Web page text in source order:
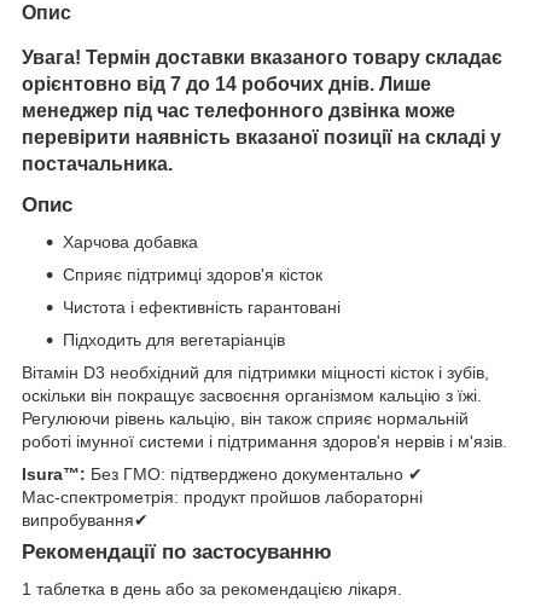
Опис
Увага! Термін доставки вказаного товару складає
орієнтовно від 7 до 14 робочих днів. Лише
менеджер під час телефонного дзвінка може
перевірити наявність вказаної позиції на складі у
постачальника.
Опис
Харчова добавка
Сприяє підтримці здоров'я кісток
Чистота і ефективність гарантовані
Підходить для вегетаріанців
Вітамін D3 необхідний для підтримки міцності кісток і зубів,
оскільки він покращує засвоєння організмом кальцію з їжі.
Регулюючи рівень кальцію, він також сприяє нормальній
роботі імунної системи і підтримання здоров'я нервів і м'язів.
Isura™: Без ГМО: підтверджено документально ✔
Мас-спектрометрія: продукт пройшов лабораторні
випробування✔
Рекомендації по застосуванню
1 таблетка в день або за рекомендацією лікаря.